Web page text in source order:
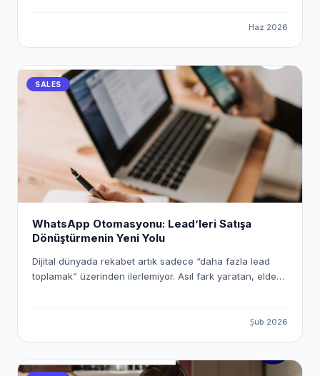
mekanizmasını kullanarak uçtan uca dijital bir köprüHaz 2026
SALES
WhatsApp Otomasyonu: Lead’leri Satışa
Dönüştürmenin Yeni Yolu
Dijital dünyada rekabet artık sadece “daha fazla lead
toplamak” üzerinden ilerlemiyor. Asıl fark yaratan, elde
etkileşim oranlarıyla en güçlü iletişim kanallarından biri
yazıda, n8n kullanarak WhatsApp otomasyonu kurmayı,
Şub 2026